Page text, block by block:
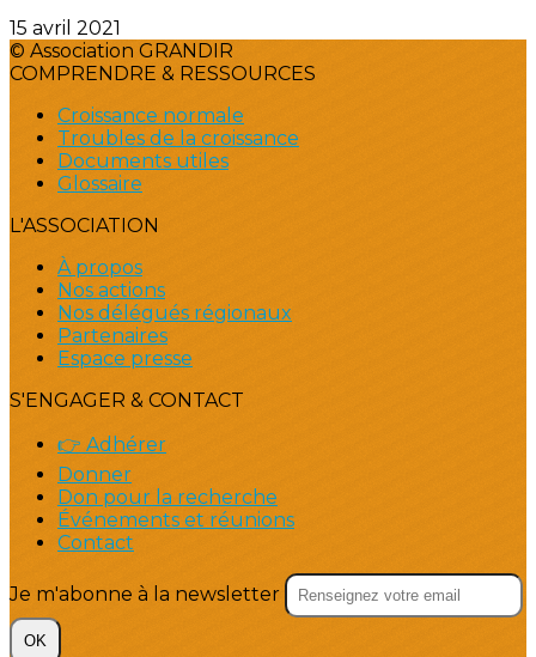
15 avril 2021
© Association GRANDIR
COMPRENDRE & RESSOURCES
Croissance normale
Troubles de la croissance
Documents utiles
Glossaire
L'ASSOCIATION
À propos
Nos actions
Nos délégués régionaux
Partenaires
Espace presse
S'ENGAGER & CONTACT
👉 Adhérer
Donner
Don pour la recherche
Événements et réunions
Contact
Je m'abonne à la newsletter
OK